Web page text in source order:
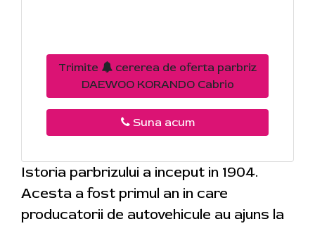
Trimite
cererea de oferta parbriz
DAEWOO KORANDO Cabrio
Suna acum
Istoria parbrizului a inceput in 1904.
Acesta a fost primul an in care
producatorii de autovehicule au ajuns la